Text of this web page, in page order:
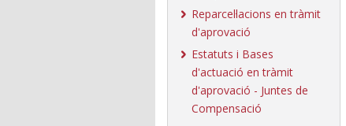
Reparcel·lacions en tràmit
d'aprovació
Estatuts i Bases
d'actuació en tràmit
d'aprovació - Juntes de
Compensació